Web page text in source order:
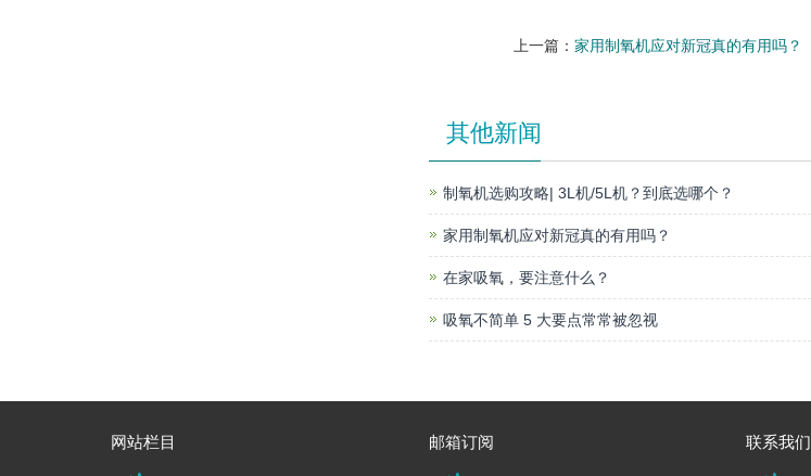
上一篇：家用制氧机应对新冠真的有用吗？
其他新闻
制氧机选购攻略| 3L机/5L机？到底选哪个？
家用制氧机应对新冠真的有用吗？
在家吸氧，要注意什么？
吸氧不简单 5 大要点常常被忽视
网站栏目 邮箱订阅 联系我们